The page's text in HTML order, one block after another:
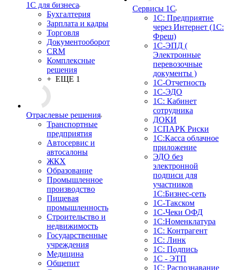
1С для бизнеса
Бухгалтерия
Зарплата и кадры
Торговля
Документооборот
CRM
Комплексные
решения
+ ЕЩЕ 1
Отраслевые решения
Транспортные
предприятия
Автосервис и
автосалоны
ЖКХ
Образование
Промышленное
производство
Пищевая
промышленность
Строительство и
недвижимость
Государственные
учреждения
Медицина
Общепит
Сервисы 1С
1С: Предприятие
через Интернет (1С:
Фреш)
1С-ЭПД (
Электронные
перевозочные
документы )
1С-Отчетность
1С-ЭДО
1С: Кабинет
сотрудника
ДОКИ
1СПАРК Риски
1С:Касса облачное
приложение
ЭДО без
электронной
подписи для
участников
1С:Бизнес-сеть
1С-Такском
1С-Чеки ОФД
1С:Номенклатура
1С: Контрагент
1С: Линк
1С: Подпись
1С - ЭТП
1С: Распознавание